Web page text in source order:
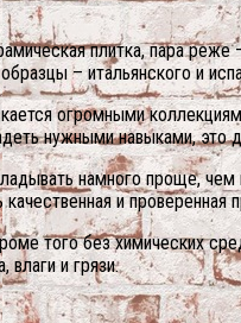
плитка, пара
– итальянского и
огромными
нужными навыками, это
намного проще, чем
и проверенная
того без химических
влаги и грязи.